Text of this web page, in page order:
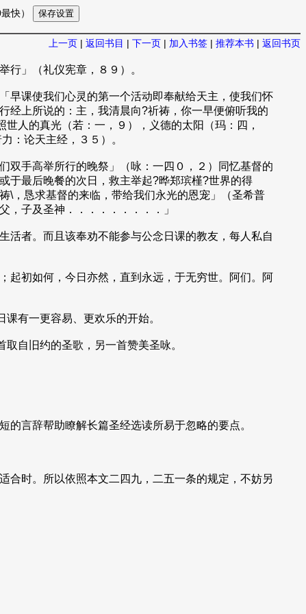
快）
上一页 | 返回书目 | 下一页 | 加入书签 | 推荐本书 | 返回书页
」（礼仪宪章，８９）。
早课使我们心灵的第一个活动即奉献给天主，使我们怀
经上所说的：主，我清晨向?祈祷，你一早便俯听我的
人的真光（若：一，９），义德的太阳（玛：四，
：论天主经，３５）。
手高举所行的晚祭」（咏：一四０，２）同忆基督的
于最后晚餐的次日，救主举起?晔郑瑸槿?世界的得
\，恳求基督的来临，带给我们永光的恩宠」（圣希普
，子及圣神．．．．．．．．．」
者。而且该奉劝不能参与公念日课的教友，每人私自
起初如何，今日亦然，直到永远，于无穷世。阿们。阿
有一更容易、更欢乐的开始。
自旧约的圣歌，另一首赞美圣咏。
言辞帮助瞭解长篇圣经选读所易于忽略的要点。
时。所以依照本文二四九，二五一条的规定，不妨另